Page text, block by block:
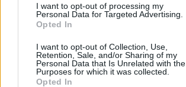
I want to opt-out of processing my
Personal Data for Targeted Advertising.
Opted In
I want to opt-out of Collection, Use,
Retention, Sale, and/or Sharing of my
Personal Data that Is Unrelated with the
Purposes for which it was collected.
Opted In